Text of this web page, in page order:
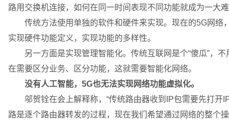
路用交换机连接，如何在同一时间表现不同功能就成为一大
传统方法使用单独的软件和硬件来实现。现在的5G网络
实现硬件功能定义，实现功能的多样性。
另一方面是实现管理智能化。传统互联网是个“傻瓜”，不
在需要区分业务、区分功能，这就需要智能化网络。
没有人工智能，5G也无法实现网络功能虚拟化。
邬贺铨在会上解释称，“传统路由器收到IP包需要先打开
路是逐个路由器转发的过程，现在我们希望通过网络的整个